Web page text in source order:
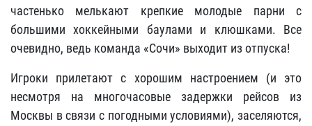
частенько мелькают крепкие молодые парни с
большими хоккейными баулами и клюшками. Все
очевидно, ведь команда «Сочи» выходит из отпуска!
Игроки прилетают с хорошим настроением (и это
несмотря на многочасовые задержки рейсов из
Москвы в связи с погодными условиями), заселяются,